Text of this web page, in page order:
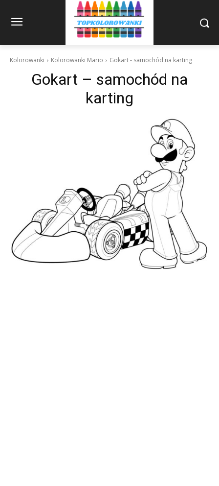
Kolorowanki Kolorowanki Mario Gokart - samochód na karting
Gokart – samochód na
karting